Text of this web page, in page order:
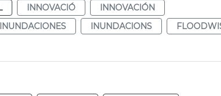
INNOVACIÓ
INNOVACIÓN
INUNDACIONES INUNDACIONS